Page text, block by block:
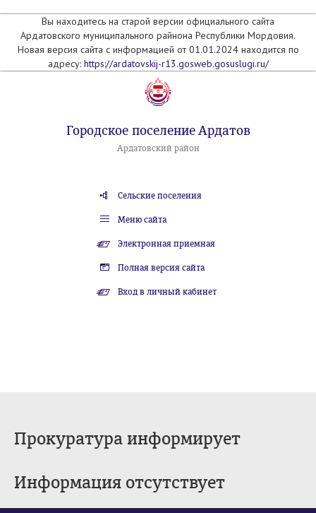
Вы находитесь на старой версии официального сайта
Ардатовского муниципального райнона Республики Мордовия.
Новая версия сайта с информацией от 01.01.2024 находится по
адресу: https://ardatovskij-r13.gosweb.gosuslugi.ru/
Городское поселение Ардатов
Ардатовский район
Сельские поселения
Меню сайта
Электронная приемная
Полная версия сайта
Вход в личный кабинет
Прокуратура информирует
Информация отсутствует